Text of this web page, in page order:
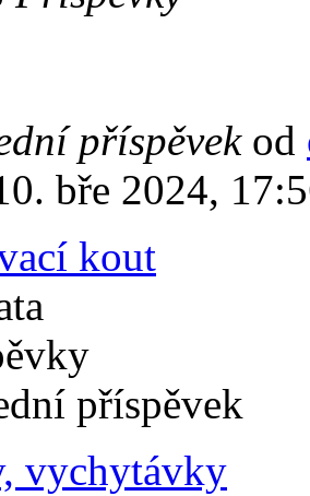
příspěvekod
bře 2024,
kout
příspěvek
vychytávky